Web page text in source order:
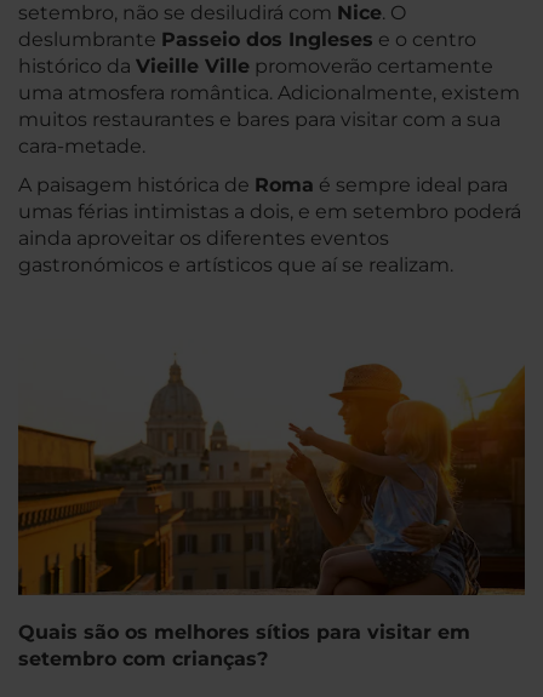
setembro, não se desiludirá com Nice. O
deslumbrante Passeio dos Ingleses e o centro
histórico da Vieille Ville promoverão certamente
uma atmosfera romântica. Adicionalmente, existem
muitos restaurantes e bares para visitar com a sua
cara-metade.
A paisagem histórica de Roma é sempre ideal para
umas férias intimistas a dois, e em setembro poderá
ainda aproveitar os diferentes eventos
gastronómicos e artísticos que aí se realizam.
Quais são os melhores sítios para visitar em
setembro com crianças?